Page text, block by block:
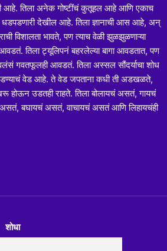
आहे. तिला अनेक गोष्टींचं कुतूहल आहे आणि एकाच
देखील आहे. तिला ज्ञानाची आस आहे, अन्
विशालता भावते, पण त्याच वेळी झुळझुळणाऱ्या
तिला ट्यूलिपनं बहरलेल्या बागा आवडतात, पण
गवतफूलही आवडतं. तिला अस्सल सौंदर्याचा शोध
वेड आहे. ते वेड जपताना कधी ती अडखळते,
उडतही राहते. तिला बोलायचं असतं, गायचं
बघायचं असतं, वाचायचं असतं आणि लिहायचंही
शोधा